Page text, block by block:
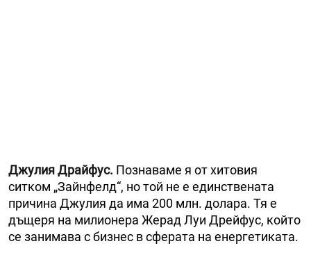
Джулия Драйфус. Познаваме я от хитовия
ситком „Зайнфелд“, но той не е единствената
причина Джулия да има 200 млн. долара. Тя е
дъщеря на милионера Жерад Луи Дрейфус, който
се занимава с бизнес в сферата на енергетиката.